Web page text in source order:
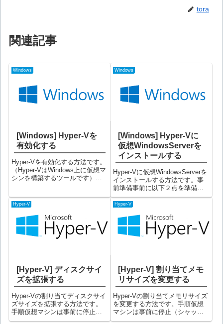
tora
関連記事
Windows
[Windows] Hyper-Vを
有効化する
Hyper-Vを有効化する方法です。
（Hyper-VはWindows上に仮想マ
シンを構築するツールです）手
（Windows Homeエディション
では使用できません）①Wi...
Windows
[Windows] Hyper-Vに
仮想WindowsServerを
インストールする
Hyper-Vに仮想WindowsServerを
インストールする方法です。事
前準備事前に以下２点を準備し
ておいてください。・
WindowsServerのisoファイルの
ァイルは、以下サイトから試用
版の...
Hyper-V
[Hyper-V] ディスクサイ
ズを拡張する
Hyper-Vの割り当てディスクサイ
ズサイズを拡張する方法です。
手順仮想マシンは事前に停止
（シャットダウン）状態にして
Hyper-V
[Hyper-V] 割り当てメモ
リサイズを変更する
Hyper-Vの割り当てメモリサイズ
を変更する方法です。手順仮想
マシンは事前に停止（シャット
ダウン）状態にしておいてくだ